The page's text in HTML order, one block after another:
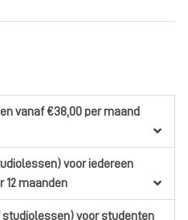
vanaf €38,00per maand
voor iedereen
12 maanden
studiolessen)voor studenten